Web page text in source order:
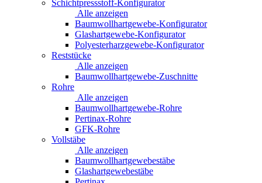
Schichtpressstoff-Konfigurator
Alle anzeigen
Baumwollhartgewebe-Konfigurator
Glashartgewebe-Konfigurator
Polyesterharzgewebe-Konfigurator
Reststücke
Alle anzeigen
Baumwollhartgewebe-Zuschnitte
Rohre
Alle anzeigen
Baumwollhartgewebe-Rohre
Pertinax-Rohre
GFK-Rohre
Vollstäbe
Alle anzeigen
Baumwollhartgewebestäbe
Glashartgewebestäbe